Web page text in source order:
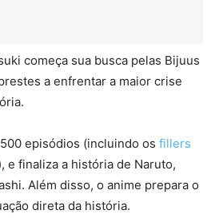
começa sua busca pelas Bijuus
a enfrentar a maior crise
episódios (incluindo os fillers
e finaliza a história de Naruto,
Além disso, o anime prepara o
direta da história.